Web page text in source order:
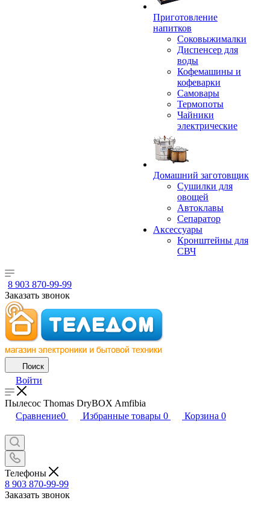
Приготовление
напитков
Соковыжималки
Диспенсер для
воды
Кофемашины и
кофеварки
Самовары
Термопоты
Чайники
электрические
Домашний заготовщик
Сушилки для
овощей
Автоклавы
Сепаратор
Аксессуары
Кронштейны для
СВЧ
8 903 870-99-99
Заказать звонок
Поиск
Войти
Пылесос Thomas DryBOX Amfibia
Сравнение0 Избранные товары 0 Корзина 0
Телефоны
8 903 870-99-99
Заказать звонок